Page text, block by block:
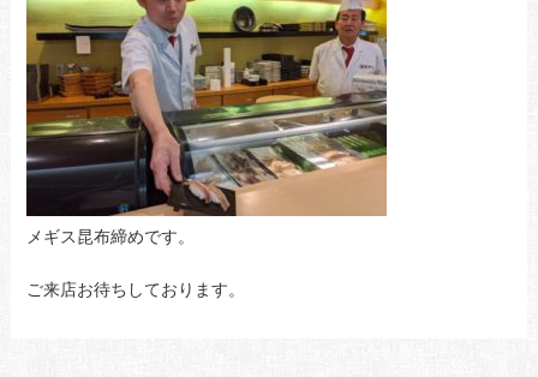
メギス昆布締めです。
ご来店お待ちしております。